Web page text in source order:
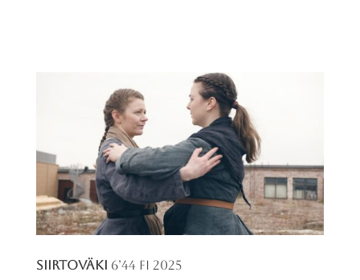
Siirtoväki 6’44 FI 2025